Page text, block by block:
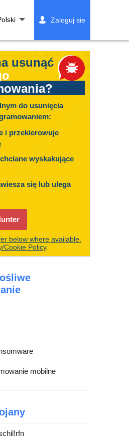
Zaloguj sie
usunąć
do usunięcia
i przekierowuje
wyskakujące
się lub ulega
below where available.
Cookie Policy.
mobilne